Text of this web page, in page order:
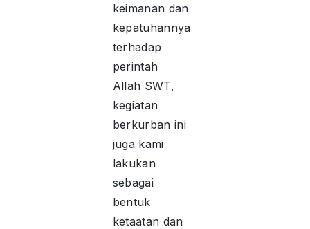
keimanan dan
kepatuhannya
terhadap
perintah
Allah SWT,
kegiatan
berkurban ini
juga kami
lakukan
sebagai
bentuk
ketaatan dan